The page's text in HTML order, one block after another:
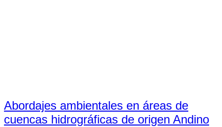
Abordajes ambientales en áreas de
cuencas hidrográficas de origen Andino